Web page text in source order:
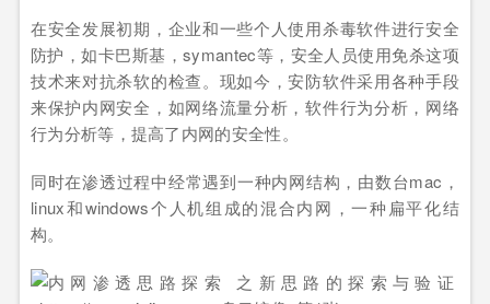
在安全发展初期，企业和一些个人使用杀毒软件进行安全
防护，如卡巴斯基，symantec等，安全人员使用免杀这项
技术来对抗杀软的检查。现如今，安防软件采用各种手段
来保护内网安全，如网络流量分析，软件行为分析，网络
行为分析等，提高了内网的安全性。
同时在渗透过程中经常遇到一种内网结构，由数台mac，
linux和windows个人机组成的混合内网，一种扁平化结
构。